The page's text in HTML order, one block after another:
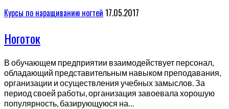
Курсы по наращиванию ногтей 17.05.2017
Ноготок
В обучающем предприятии взаимодействует персонал,
обладающий представительным навыком преподавания,
организации и осуществления учебных замыслов. За
период своей работы, организация завоевала хорошую
популярность, базирующуюся на…